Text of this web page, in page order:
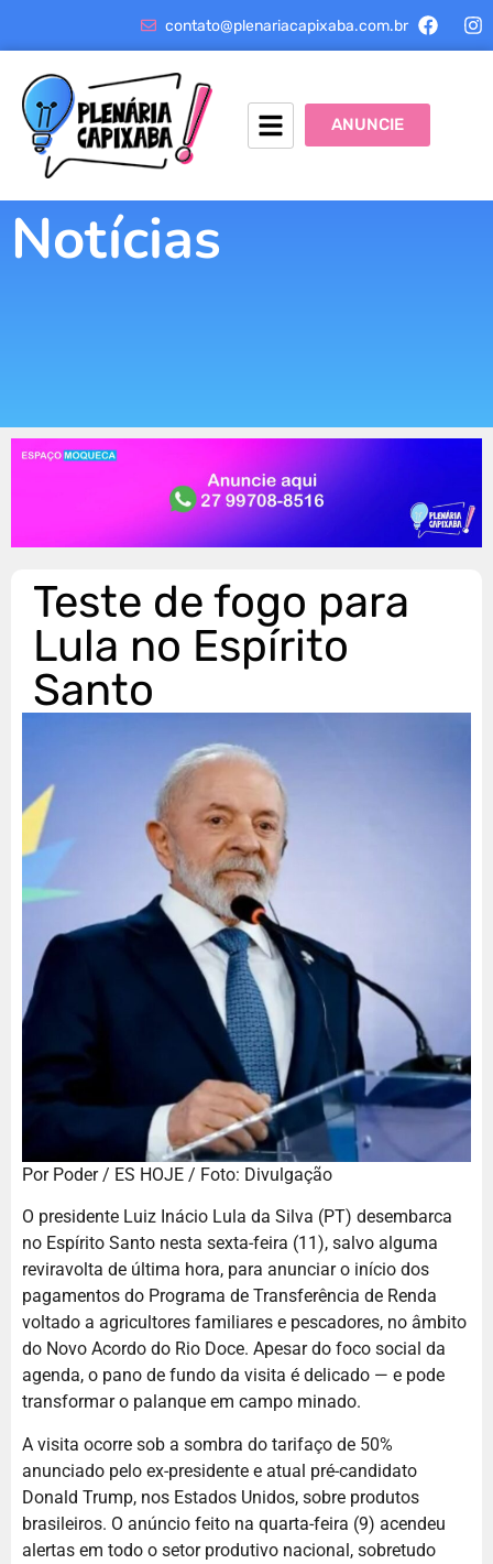
contato@plenariacapixaba.com.br
ANUNCIE
Notícias
Teste de fogo para
Lula no Espírito
Santo
Por Poder / ES HOJE / Foto: Divulgação
O presidente Luiz Inácio Lula da Silva (PT) desembarca
no Espírito Santo nesta sexta-feira (11), salvo alguma
reviravolta de última hora, para anunciar o início dos
pagamentos do Programa de Transferência de Renda
voltado a agricultores familiares e pescadores, no âmbito
do Novo Acordo do Rio Doce. Apesar do foco social da
agenda, o pano de fundo da visita é delicado — e pode
transformar o palanque em campo minado.
A visita ocorre sob a sombra do tarifaço de 50%
anunciado pelo ex-presidente e atual pré-candidato
Donald Trump, nos Estados Unidos, sobre produtos
brasileiros. O anúncio feito na quarta-feira (9) acendeu
alertas em todo o setor produtivo nacional, sobretudo